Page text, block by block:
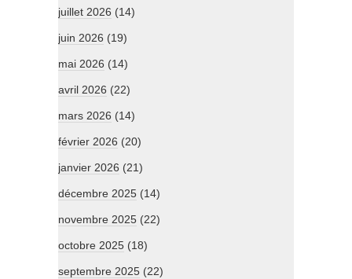
juillet 2026 (14)
juin 2026 (19)
mai 2026 (14)
avril 2026 (22)
mars 2026 (14)
février 2026 (20)
janvier 2026 (21)
décembre 2025 (14)
novembre 2025 (22)
octobre 2025 (18)
septembre 2025 (22)